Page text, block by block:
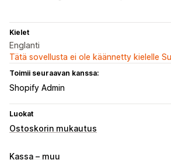
Kielet
Englanti
Tätä sovellusta ei ole käännetty kielelle
Toimii seuraavan kanssa:
Shopify Admin
Luokat
Ostoskorin mukautus
Ostoskorin näkymä
Kassa – muu